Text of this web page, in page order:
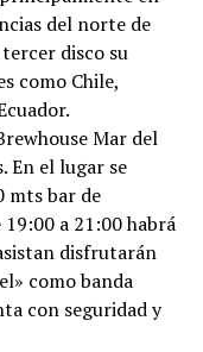
del norte de
disco su
como Chile,
Mar del
En el lugar se
mts bar de
a 21:00 habrá
disfrutarán
como banda
con seguridad y